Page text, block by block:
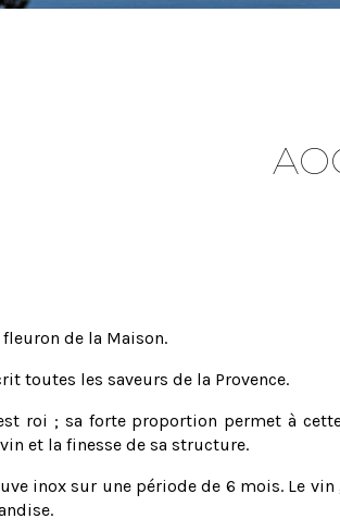
de la Maison.
toutes les saveurs de la Provence.
roi ; sa forte proportion permet à
et la finesse de sa structure.
inox sur une période de 6 mois. Le